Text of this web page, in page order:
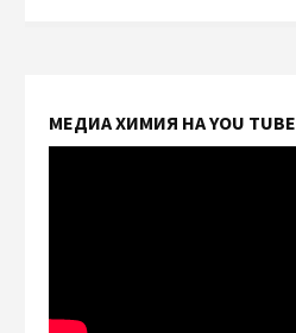
МЕДИА ХИМИЯ НА YOU TUBE